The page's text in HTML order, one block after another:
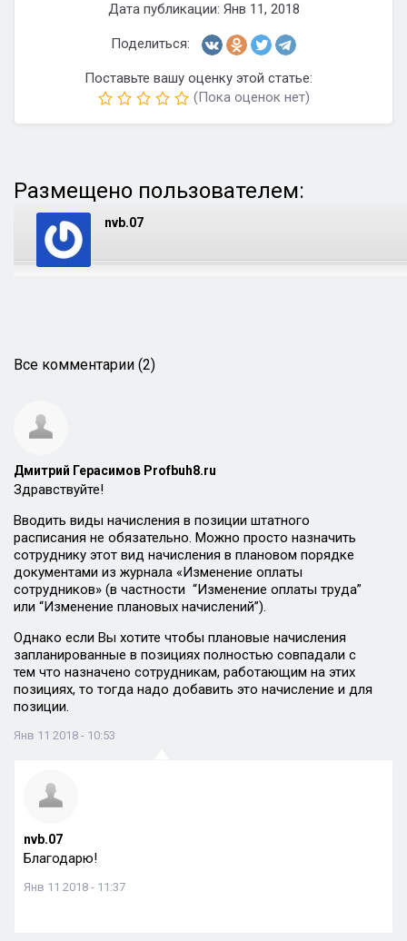
Дата публикации: Янв 11, 2018
Поделиться:
Поставьте вашу оценку этой статье:
(Пока оценок нет)
Размещено пользователем:
nvb.07
Все комментарии (2)
Дмитрий Герасимов Profbuh8.ru
Здравствуйте!
Вводить виды начисления в позиции штатного
расписания не обязательно. Можно просто назначить
сотруднику этот вид начисления в плановом порядке
документами из журнала «Изменение оплаты
сотрудников» (в частности “Изменение оплаты труда”
или “Изменение плановых начислений”).
Однако если Вы хотите чтобы плановые начисления
запланированные в позициях полностью совпадали с
тем что назначено сотрудникам, работающим на этих
позициях, то тогда надо добавить это начисление и для
позиции.
Янв 11 2018 - 10:53
nvb.07
Благодарю!
Янв 11 2018 - 11:37